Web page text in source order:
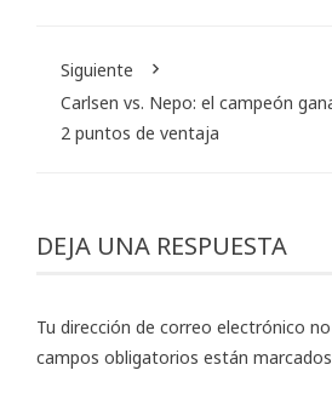
Siguiente
Carlsen vs. Nepo: el campeón
2 puntos de ventaja
DEJA UNA RESPUESTA
Tu dirección de correo electrónico
campos obligatorios están